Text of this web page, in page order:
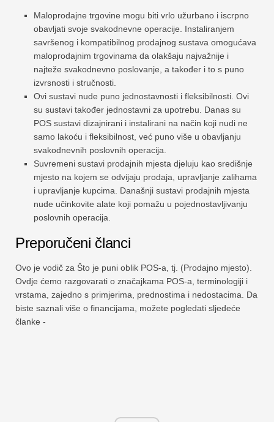
Maloprodajne trgovine mogu biti vrlo užurbano i iscrpno
obavljati svoje svakodnevne operacije. Instaliranjem
savršenog i kompatibilnog prodajnog sustava omogućava
maloprodajnim trgovinama da olakšaju najvažnije i
najteže svakodnevno poslovanje, a također i to s puno
izvrsnosti i stručnosti.
Ovi sustavi nude puno jednostavnosti i fleksibilnosti. Ovi
su sustavi također jednostavni za upotrebu. Danas su
POS sustavi dizajnirani i instalirani na način koji nudi ne
samo lakoću i fleksibilnost, već puno više u obavljanju
svakodnevnih poslovnih operacija.
Suvremeni sustavi prodajnih mjesta djeluju kao središnje
mjesto na kojem se odvijaju prodaja, upravljanje zalihama
i upravljanje kupcima. Današnji sustavi prodajnih mjesta
nude učinkovite alate koji pomažu u pojednostavljivanju
poslovnih operacija.
Preporučeni članci
Ovo je vodič za Što je puni oblik POS-a, tj. (Prodajno mjesto).
Ovdje ćemo razgovarati o značajkama POS-a, terminologiji i
vrstama, zajedno s primjerima, prednostima i nedostacima. Da
biste saznali više o financijama, možete pogledati sljedeće
članke -